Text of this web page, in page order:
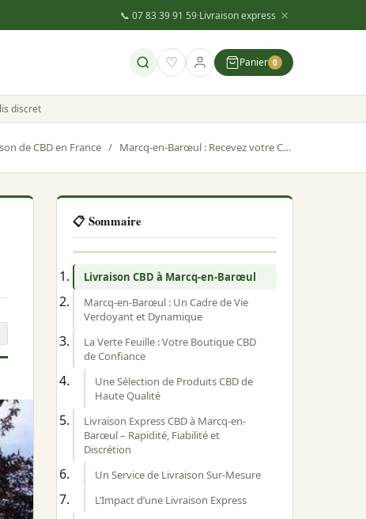
📞 07 83 39 91 59·Livraison express ×
♡ Panier 0
discret
de CBD en France / Marcq-en-Barœul : Recevez votre CBD rapidement grâce à La Verte Feuille
📋 Sommaire
Livraison CBD à Marcq-en-Barœul
Marcq-en-Barœul : Un Cadre de Vie
Verdoyant et Dynamique
La Verte Feuille : Votre Boutique CBD
de Confiance
Une Sélection de Produits CBD de
Haute Qualité
Livraison Express CBD à Marcq-en-
Barœul – Rapidité, Fiabilité et
Discrétion
Un Service de Livraison Sur-Mesure
L’Impact d’une Livraison Express